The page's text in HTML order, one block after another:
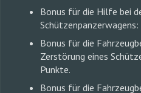
Bonus für die Hilfe bei
Bonus für die
Zerstörung eines
Punkte.
Bonus für die